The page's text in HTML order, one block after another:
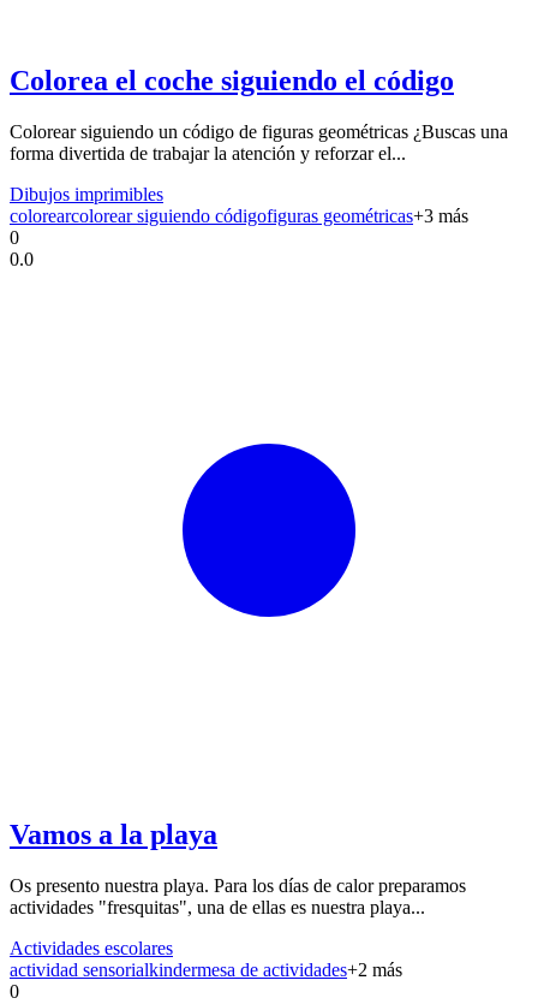
Colorea el coche siguiendo el código
Colorear siguiendo un código de figuras geométricas ¿Buscas una
forma divertida de trabajar la atención y reforzar el...
Dibujos imprimibles
colorearcolorear siguiendo códigofiguras geométricas+3 más
0
0.0
Vamos a la playa
Os presento nuestra playa. Para los días de calor preparamos
actividades "fresquitas", una de ellas es nuestra playa...
Actividades escolares
actividad sensorialkindermesa de actividades+2 más
0